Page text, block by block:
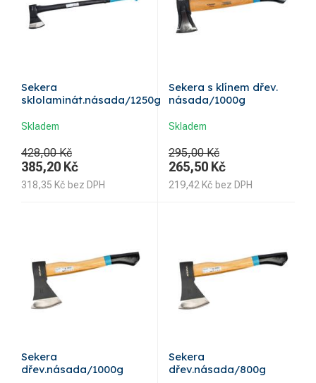
Sekera
sklolaminát.násada/1250g
Skladem
428,00 Kč
385,20 Kč
318,35 Kč bez DPH
Sekera s klínem dřev.
násada/1000g
Skladem
295,00 Kč
265,50 Kč
219,42 Kč bez DPH
Sekera
dřev.násada/1000g
Sekera
dřev.násada/800g